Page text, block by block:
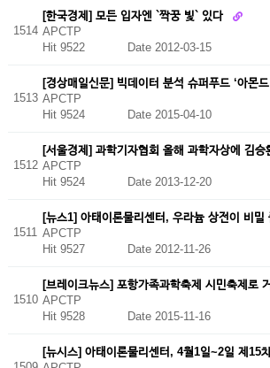
1514
[한국경제] 모든 입자엔 `짝꿍 빛` 있다
APCTP
Hit 9522
Date 2012-03-15
1513
[경상매일신문] 빅데이터 분석 슈퍼푸드 ‘아몬드
APCTP
Hit 9524
Date 2015-04-10
1512
[서울경제] 과학기자협회 올해 과학자상에 김승
APCTP
Hit 9524
Date 2013-12-20
1511
[뉴스1] 아태이론물리센터, 우라늄 상전이 비밀
APCTP
Hit 9527
Date 2012-11-26
1510
[브레이크뉴스] 포항가족과학축제 시민축제로
APCTP
Hit 9528
Date 2015-11-16
[뉴시스] 아태이론물리센터, 4월1일~2일 제15